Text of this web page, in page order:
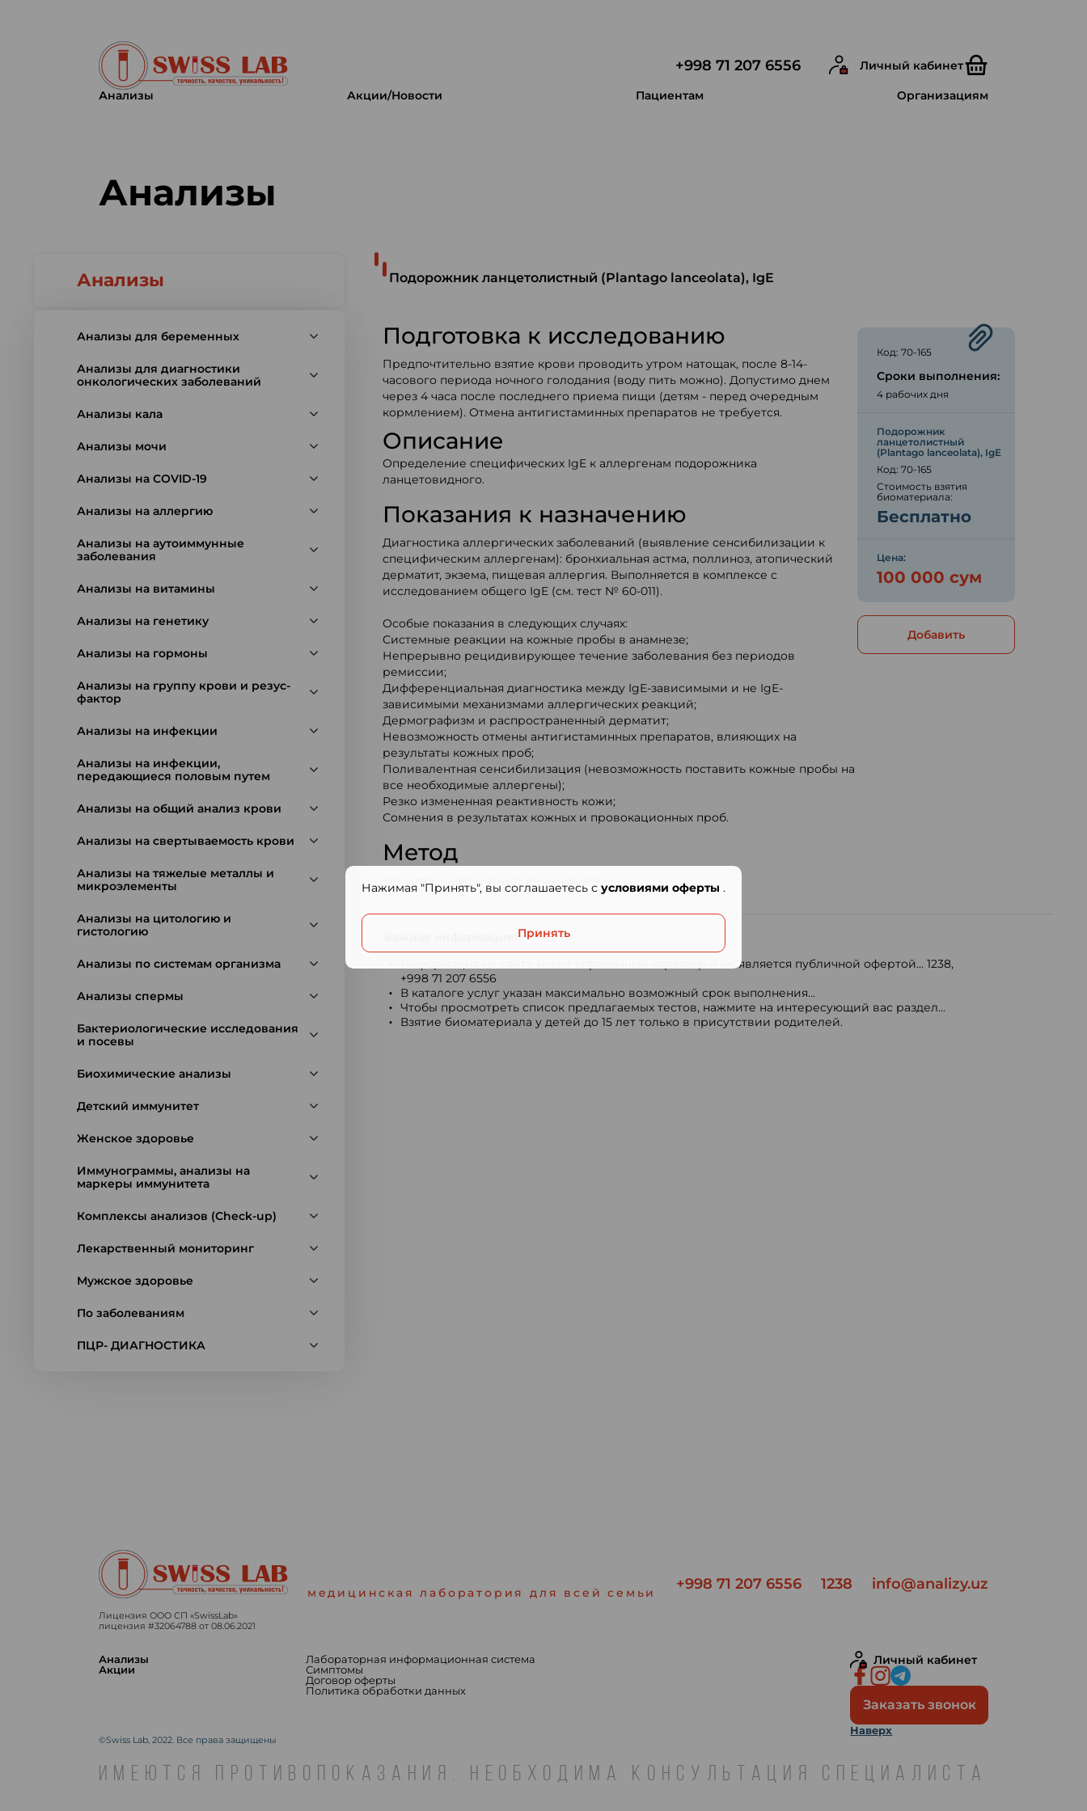
+998 71 207 6556 Личный кабинет
Анализы Акции/Новости Пациентам Организациям
Анализы
Анализы
Анализы для беременных
Анализы для диагностики
онкологических заболеваний
Анализы кала
Анализы мочи
Анализы на COVID-19
Анализы на аллергию
Анализы на аутоиммунные
заболевания
Анализы на витамины
Анализы на генетику
Анализы на гормоны
Анализы на группу крови и резус-
фактор
Анализы на инфекции
Анализы на инфекции,
передающиеся половым путем
Анализы на общий анализ крови
Анализы на свертываемость крови
Анализы на тяжелые металлы и
микроэлементы
Анализы на цитологию и
гистологию
Анализы по системам организма
Анализы спермы
Бактериологические исследования
и посевы
Биохимические анализы
Детский иммунитет
Женское здоровье
Иммунограммы, анализы на
маркеры иммунитета
Комплексы анализов (Check-up)
Лекарственный мониторинг
Мужское здоровье
По заболеваниям
ПЦР- ДИАГНОСТИКА
Подорожник ланцетолистный (Plantago lanceolata), IgE
Подготовка к исследованию
Предпочтительно взятие крови проводить утром натощак, после 8-14-
часового периода ночного голодания (воду пить можно). Допустимо днем
через 4 часа после последнего приема пищи (детям - перед очередным
кормлением). Отмена антигистаминных препаратов не требуется.
Описание
Определение специфических IgE к аллергенам подорожника
ланцетовидного.
Показания к назначению
Диагностика аллергических заболеваний (выявление сенсибилизации к
специфическим аллергенам): бронхиальная астма, поллиноз, атопический
дерматит, экзема, пищевая аллергия. Выполняется в комплексе с
исследованием общего IgE (см. тест № 60-011).
Особые показания в следующих случаях:
Системные реакции на кожные пробы в анамнезе;
Непрерывно рецидивирующее течение заболевания без периодов
ремиссии;
Дифференциальная диагностика между IgE-зависимыми и не IgE-
зависимыми механизмами аллергических реакций;
Дермографизм и распространенный дерматит;
Невозможность отмены антигистаминных препаратов, влияющих на
результаты кожных проб;
Поливалентная сенсибилизация (невозможность поставить кожные пробы на
все необходимые аллергены);
Резко измененная реактивность кожи;
Сомнения в результатах кожных и провокационных проб.
Метод
Хемилюминесцентный иммуноанализ.
Код: 70-165
Сроки выполнения:
4 рабочих дня
Подорожник
ланцетолистный
(Plantago lanceolata), IgE
Код: 70-165
Стоимость взятия
биоматериала:
Бесплатно
Цена:
100 000 сум
Добавить
Информация на сайте носит справочный характер и не является публичной офертой... 1238,
+998 71 207 6556
В каталоге услуг указан максимально возможный срок выполнения...
Чтобы просмотреть список предлагаемых тестов, нажмите на интересующий вас раздел...
Взятие биоматериала у детей до 15 лет только в присутствии родителей.
Нажимая "Принять", вы соглашаетесь с условиями оферты .
Принять
медицинская лаборатория для всей семьи +998 71 207 6556 1238 info@analizy.uz
Лицензия ООО СП «SwissLab»
лицензия #32064788 от 08.06.2021
Анализы
Акции
Лабораторная информационная система
Симптомы
Договор оферты
Политика обработки данных
Личный кабинет
Заказать звонок
Наверх
©Swiss Lab, 2022. Все права защищены
ИМЕЮТСЯ ПРОТИВОПОКАЗАНИЯ. НЕОБХОДИМА КОНСУЛЬТАЦИЯ СПЕЦИАЛИСТА